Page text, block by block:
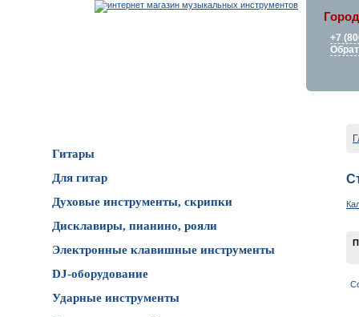
+7
Гитары
Для гитар
Духовые инструменты, скрипки
Дисклавиры, пианино, рояли
Электронные клавишные инструменты
DJ-оборудование
Ударные инструменты